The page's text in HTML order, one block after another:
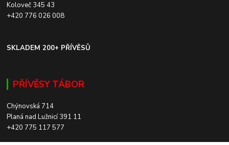
Koloveč 345 43
+420 776 026 008
SKLADEM 200+ PŘÍVĚSŮ
PŘÍVĚSY TÁBOR
Chýnovská 714
Planá nad Lužnicí 391 11
+420 775 117 577